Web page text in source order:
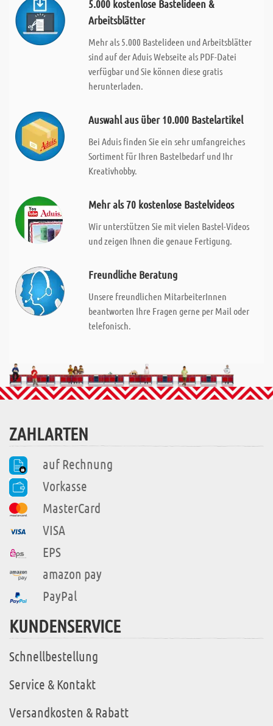
5.000 kostenlose Bastelideen &
Arbeitsblätter
Mehr als 5.000 Bastelideen und Arbeitsblätter
sind auf der Aduis Webseite als PDF-Datei
verfügbar und Sie können diese gratis
herunterladen.
Auswahl aus über 10.000 Bastelartikel
Bei Aduis finden Sie ein sehr umfangreiches
Sortiment für Ihren Bastelbedarf und Ihr
Kreativhobby.
Mehr als 70 kostenlose Bastelvideos
Wir unterstützen Sie mit vielen Bastel-Videos
und zeigen Ihnen die genaue Fertigung.
Freundliche Beratung
Unsere freundlichen MitarbeiterInnen
beantworten Ihre Fragen gerne per Mail oder
telefonisch.
ZAHLARTEN
auf Rechnung
Vorkasse
MasterCard
VISA
EPS
amazon pay
PayPal
KUNDENSERVICE
Schnellbestellung
Service & Kontakt
Versandkosten & Rabatt